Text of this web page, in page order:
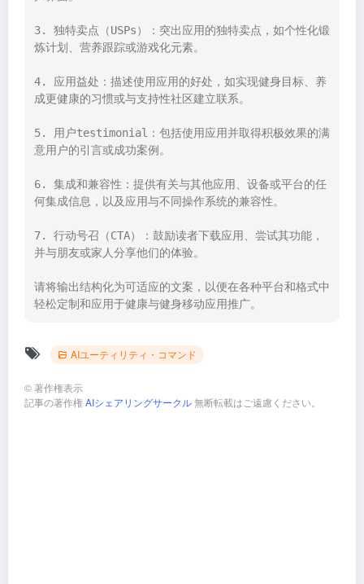
3. 独特卖点（USPs）：突出应用的独特卖点，如个性化锻
炼计划、营养跟踪或游戏化元素。
4. 应用益处：描述使用应用的好处，如实现健身目标、养
成更健康的习惯或与支持性社区建立联系。
5. 用户testimonial：包括使用应用并取得积极效果的满
意用户的引言或成功案例。
6. 集成和兼容性：提供有关与其他应用、设备或平台的任
何集成信息，以及应用与不同操作系统的兼容性。
7. 行动号召（CTA）：鼓励读者下载应用、尝试其功能，
并与朋友或家人分享他们的体验。
请将输出结构化为可适应的文案，以便在各种平台和格式中
轻松定制和应用于健康与健身移动应用推广。
AIユーティリティ・コマンド
©著作権表示
記事の著作権AIシェアリングサークル無断転載はご遠慮ください。